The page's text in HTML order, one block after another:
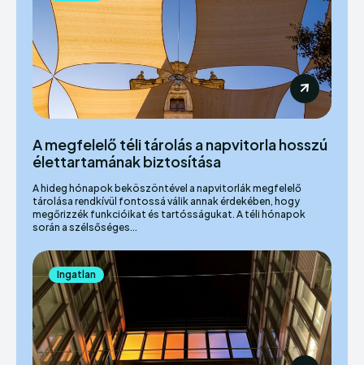
A megfelelő téli tárolás a napvitorla hosszú
élettartamának biztosítása
A hideg hónapok beköszöntével a napvitorlák megfelelő
tárolása rendkívül fontossá válik annak érdekében, hogy
megőrizzék funkcióikat és tartósságukat. A téli hónapok
során a szélsőséges...
Ingatlan